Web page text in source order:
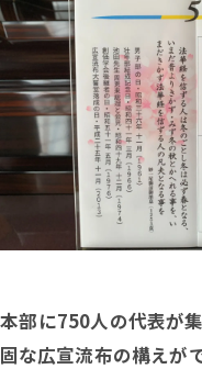
部に750人の代表が
な広宣流布の構えが